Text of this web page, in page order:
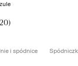
i spódnice